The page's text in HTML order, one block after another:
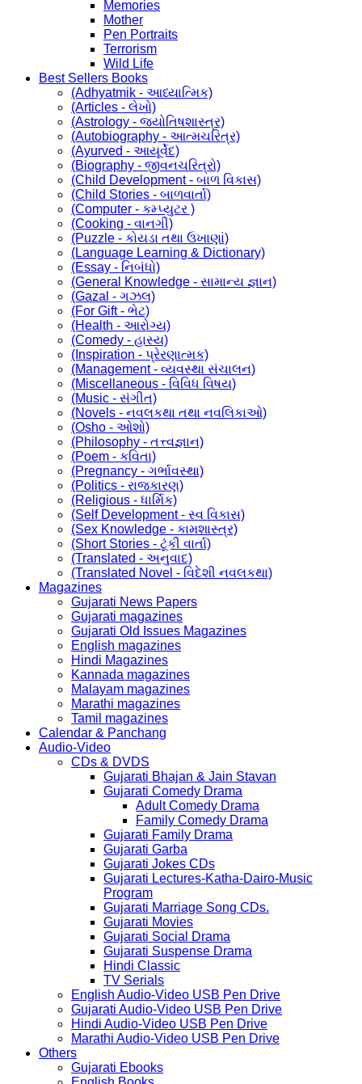
Memories
Mother
Pen Portraits
Terrorism
Wild Life
Best Sellers Books
(Adhyatmik - આધ્યાત્મિક)
(Articles - લેખો)
(Astrology - જ્યોતિષશાસ્ત્ર)
(Autobiography - આત્મચરિત્ર)
(Ayurved - આયૂર્વેદ)
(Biography - જીવનચરિત્રો)
(Child Development - બાળ વિકાસ)
(Child Stories - બાળવાર્તા)
(Computer - કમ્પ્યુટર )
(Cooking - વાનગી)
(Puzzle - કોયડા તથા ઉખાણાં)
(Language Learning & Dictionary)
(Essay - નિબંધો)
(General Knowledge - સામાન્ય જ્ઞાન)
(Gazal - ગઝલ)
(For Gift - ભેટ)
(Health - આરોગ્ય)
(Comedy - હાસ્ય)
(Inspiration - પ્રેરણાત્મક)
(Management - વ્યવસ્થા સંચાલન)
(Miscellaneous - વિવિધ વિષય)
(Music - સંગીત)
(Novels - નવલકથા તથા નવલિકાઓ)
(Osho - ઓશો)
(Philosophy - તત્ત્વજ્ઞાન)
(Poem - કવિતા)
(Pregnancy - ગર્ભાવસ્થા)
(Politics - રાજકારણ)
(Religious - ધાર્મિક)
(Self Development - સ્વ વિકાસ)
(Sex Knowledge - કામશાસ્ત્ર)
(Short Stories - ટૂંકી વાર્તા)
(Translated - અનુવાદ)
(Translated Novel - વિદેશી નવલકથા)
Magazines
Gujarati News Papers
Gujarati magazines
Gujarati Old Issues Magazines
English magazines
Hindi Magazines
Kannada magazines
Malayam magazines
Marathi magazines
Tamil magazines
Calendar & Panchang
Audio-Video
CDs & DVDS
Gujarati Bhajan & Jain Stavan
Gujarati Comedy Drama
Adult Comedy Drama
Family Comedy Drama
Gujarati Family Drama
Gujarati Garba
Gujarati Jokes CDs
Gujarati Lectures-Katha-Dairo-Music
Program
Gujarati Marriage Song CDs.
Gujarati Movies
Gujarati Social Drama
Gujarati Suspense Drama
Hindi Classic
TV Serials
English Audio-Video USB Pen Drive
Gujarati Audio-Video USB Pen Drive
Hindi Audio-Video USB Pen Drive
Marathi Audio-Video USB Pen Drive
Others
Gujarati Ebooks